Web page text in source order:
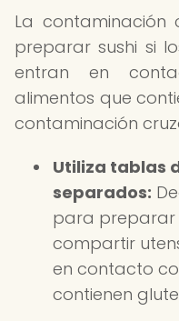
La contaminación
preparar sushi si
entran en
alimentos que
contaminación
Utiliza tablas
separados:
para preparar
compartir
en contacto
contienen